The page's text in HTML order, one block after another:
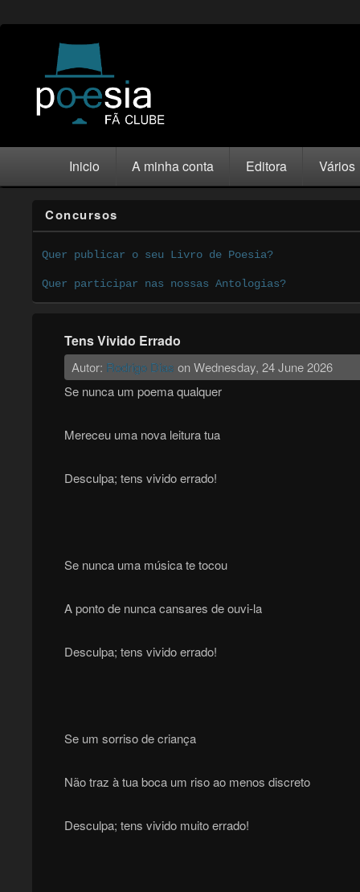
Inicio A minha conta Editora Vários
Concursos
Quer publicar o seu Livro de Poesia?
Quer participar nas nossas Antologias?
Tens Vivido Errado
Autor: Rodrigo Dias on Wednesday, 24 June 2026
Se nunca um poema qualquer
Mereceu uma nova leitura tua
Desculpa; tens vivido errado!
Se nunca uma música te tocou
A ponto de nunca cansares de ouvi-la
Desculpa; tens vivido errado!
Se um sorriso de criança
Não traz à tua boca um riso ao menos discreto
Desculpa; tens vivido muito errado!